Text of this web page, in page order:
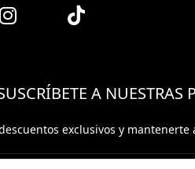
A NUESTRAS
exclusivos y